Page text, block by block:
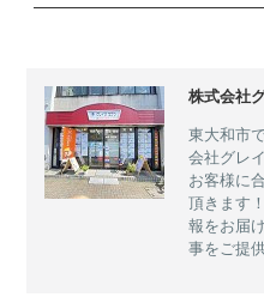
株式会社
東大和市
会社グレ
お客様に
頂きます
報をお届
事をご提